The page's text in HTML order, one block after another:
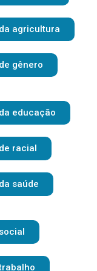
agricultura
gênero
educação
racial
saúde